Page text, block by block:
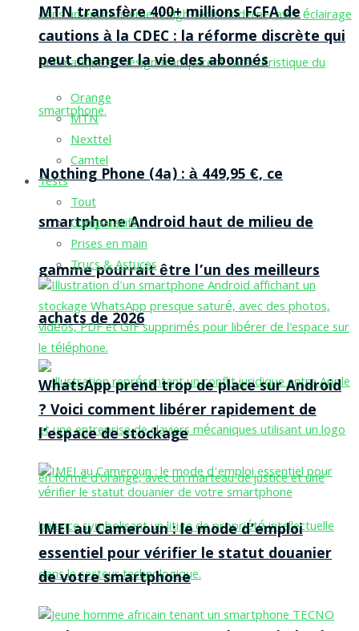
Nothing Phone (4a) : à 449,95 €, ce
smartphone Android haut de milieu de
gamme pourrait être l’un des meilleurs
achats de 2026
MTN transfère 400+ millions FCFA de
cautions à la CDEC : la réforme discrète qui
peut changer la vie des abonnés
Orange
MTN
Nexttel
Camtel
Tests
Tout
Comparatifs
Prises en main
Trucs & Astuces
WhatsApp prend trop de place sur Android
? Voici comment libérer rapidement de
l’espace de stockage
IMEI au Cameroun : le mode d’emploi
essentiel pour vérifier le statut douanier
de votre smartphone